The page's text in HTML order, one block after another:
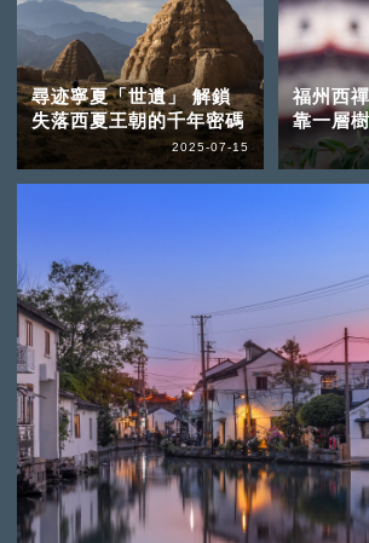
尋迹寧夏「世遺」 解鎖
失落西夏王朝的千年密碼
2025-07-15
福州西
靠一層